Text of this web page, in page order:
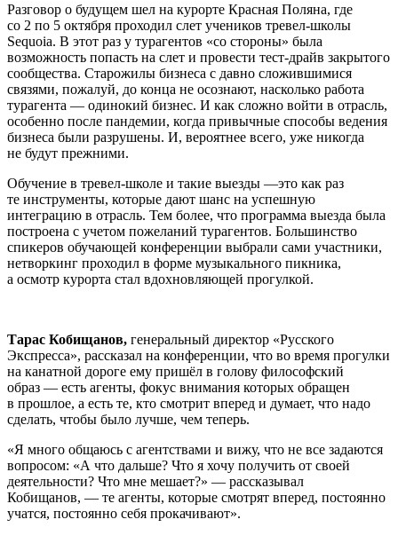
Разговор о будущем шел на курорте Красная Поляна, где
со 2 по 5 октября проходил слет учеников тревел-школы
Sequoia. В этот раз у турагентов «со стороны» была
возможность попасть на слет и провести тест-драйв закрытого
сообщества. Старожилы бизнеса с давно сложившимися
связями, пожалуй, до конца не осознают, насколько работа
турагента — одинокий бизнес. И как сложно войти в отрасль,
особенно после пандемии, когда привычные способы ведения
бизнеса были разрушены. И, вероятнее всего, уже никогда
не будут прежними.
Обучение в тревел-школе и такие выезды —это как раз
те инструменты, которые дают шанс на успешную
интеграцию в отрасль. Тем более, что программа выезда была
построена с учетом пожеланий турагентов. Большинство
спикеров обучающей конференции выбрали сами участники,
нетворкинг проходил в форме музыкального пикника,
а осмотр курорта стал вдохновляющей прогулкой.
Тарас Кобищанов, генеральный директор «Русского
Экспресса», рассказал на конференции, что во время прогулки
на канатной дороге ему пришёл в голову философский
образ — есть агенты, фокус внимания которых обращен
в прошлое, а есть те, кто смотрит вперед и думает, что надо
сделать, чтобы было лучше, чем теперь.
«Я много общаюсь с агентствами и вижу, что не все задаются
вопросом: «А что дальше? Что я хочу получить от своей
деятельности? Что мне мешает?» — рассказывал
Кобищанов, — те агенты, которые смотрят вперед, постоянно
учатся, постоянно себя прокачивают».